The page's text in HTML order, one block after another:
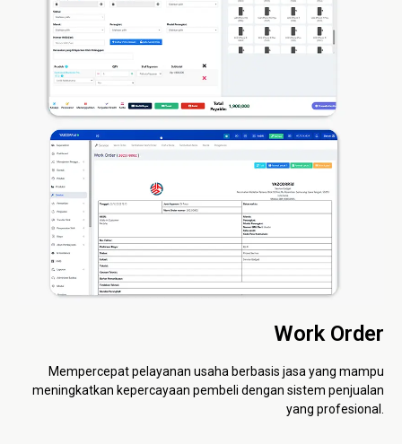
Work Order
Mempercepat pelayanan usaha berbasis jasa yang mampu
meningkatkan kepercayaan pembeli dengan sistem penjualan
yang profesional.